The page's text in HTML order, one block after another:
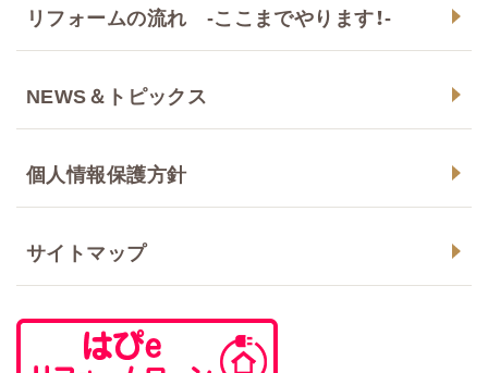
リフォームの流れ -ここまでやります！-
NEWS＆トピックス
個人情報保護方針
サイトマップ